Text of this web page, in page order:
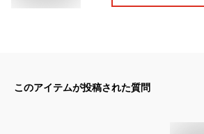
このアイテムが投稿された質問